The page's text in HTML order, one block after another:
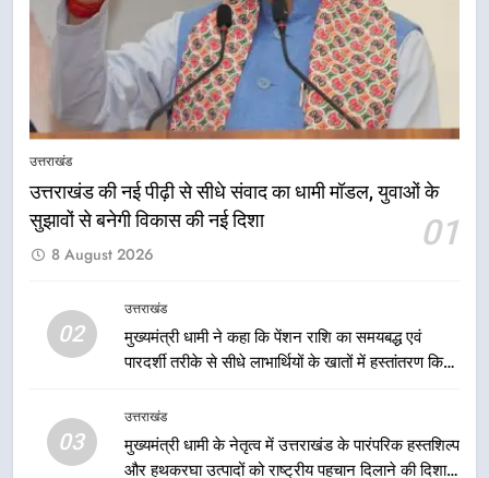
उत्तराखंड
उत्तराखंड की नई पीढ़ी से सीधे संवाद का धामी मॉडल, युवाओं के
सुझावों से बनेगी विकास की नई दिशा
01
8 August 2026
02
उत्तराखंड
मुख्यमंत्री धामी ने कहा कि पेंशन राशि का समयबद्ध एवं
पारदर्शी तरीके से सीधे लाभार्थियों के खातों में हस्तांतरण किया
लाभ मिल रहा है
03
उत्तराखंड
मुख्यमंत्री धामी के नेतृत्व में उत्तराखंड के पारंपरिक हस्तशिल्प
और हथकरघा उत्पादों को राष्ट्रीय पहचान दिलाने की दिशा में
नियोजित विकास को मिलेगी रफ्तार
उत्तराखंड
मुख्यमंत्री धामी के प्रयासों से बनबसा रेलवे
स्टेशन पर अछनेरा-टनकपुर एक्सप्रेस का
1
लाभार्थियों के खातों में हस्तांतरण किया जा
उत्तराखंड